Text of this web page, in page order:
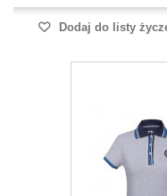
Dodaj do listy